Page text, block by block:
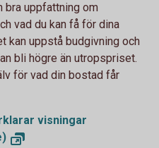
bra uppfattning om
vad du kan få för dina
kan uppstå budgivning och
bli högre än utropspriset.
för vad din bostad får
visningar